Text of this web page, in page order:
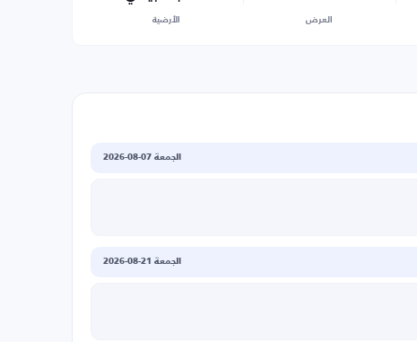
العرض الأرضية
الجمعة 07-08-2026
الجمعة 21-08-2026